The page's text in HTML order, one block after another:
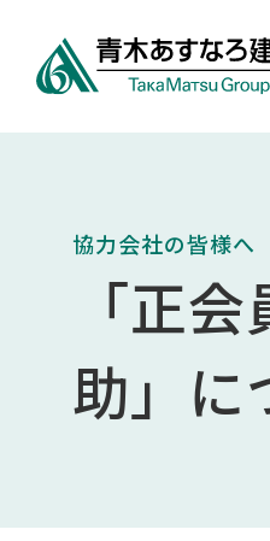
協力会社の皆様へ
「正
助」に